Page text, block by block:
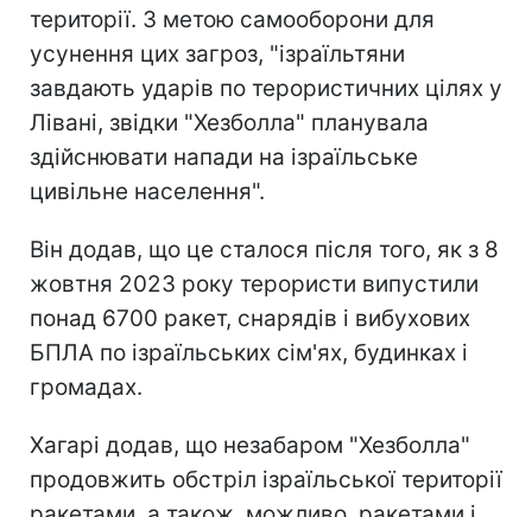
території. З метою самооборони для
усунення цих загроз, "ізраїльтяни
завдають ударів по терористичних цілях у
Лівані, звідки "Хезболла" планувала
здійснювати напади на ізраїльське
цивільне населення".
Він додав, що це сталося після того, як з 8
жовтня 2023 року терористи випустили
понад 6700 ракет, снарядів і вибухових
БПЛА по ізраїльських сім'ях, будинках і
громадах.
Хагарі додав, що незабаром "Хезболла"
продовжить обстріл ізраїльської території